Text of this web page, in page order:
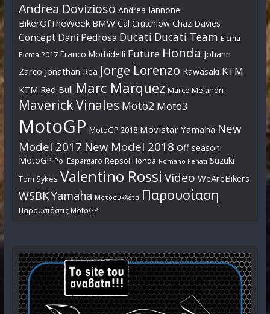
Andrea Dovizioso Andrea Iannone
BikerOfTheWeek BMW Cal Crutchlow Chaz Davies
Concept Dani Pedrosa Ducati Ducati Team Eicma
Eicma 2017 Franco Morbidelli Future Honda Johann
Zarco Jonathan Rea Jorge Lorenzo Kawasaki KTM
KTM Red Bull Marc Marquez Marco Melandri
Maverick Vinales Moto2 Moto3
MotoGP MotoGP 2018 Movistar Yamaha New
Model 2017 New Model 2018 Off-season
MotoGP Pol Espargaro Repsol Honda Romano Fenati Suzuki
Tom Sykes Valentino Rossi Video WeAreBikers
WSBKYamaha Μοτοσυκλέτα Παρουσίαση
Παρουσιάσεις MotoGP